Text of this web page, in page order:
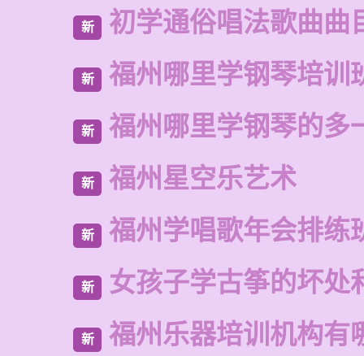
新 初学通俗唱法歌曲曲
新 福州哪里学钢琴培训
新 福州哪里学钢琴的多
新 福州星空乐艺术
新 福州学唱歌年会排练
新 女孩子学古筝的坏处
新 福州乐器培训机构有